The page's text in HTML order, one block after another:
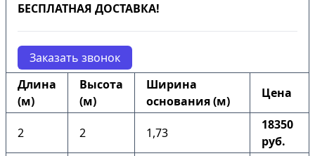
БЕСПЛАТНАЯ ДОСТАВКА!
Заказать звонок
Длина
(м)
Высота
(м)
Ширина
основания (м)
Цена
2 2 1,73
18350
руб.